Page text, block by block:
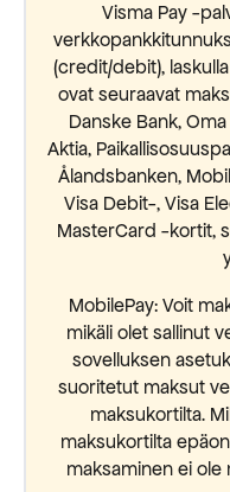
Visma Pay -
(credit/debit),
ovat seuraavat
Danske Bank,
Aktia,
Ålandsbanken,
Visa Debit-, Visa
MasterCard -kortit,
MobilePay: Voit
mikäli olet sallinut
sovelluksen
suoritetut maksut
maksukortilta.
maksukortilta
maksaminen ei ole